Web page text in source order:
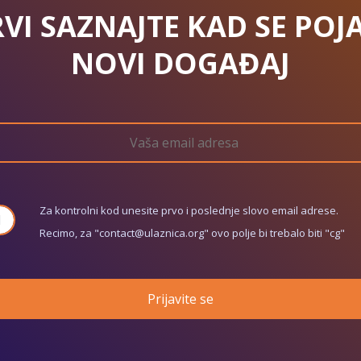
SAZNAJTE KAD SE
NOVI DOGAĐAJ
Za kontrolni kod unesite prvo i poslednje slovo email adrese.
Recimo, za "contact@ulaznica.org" ovo polje bi trebalo biti "cg"
Prijavite se